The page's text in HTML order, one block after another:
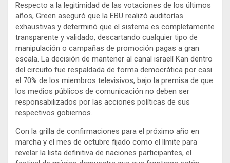
Respecto a la legitimidad de las votaciones de los últimos
años, Green aseguró que la EBU realizó auditorías
exhaustivas y determinó que el sistema es completamente
transparente y validado, descartando cualquier tipo de
manipulación o campañas de promoción pagas a gran
escala. La decisión de mantener al canal israelí Kan dentro
del circuito fue respaldada de forma democrática por casi
el 70% de los miembros televisivos, bajo la premisa de que
los medios públicos de comunicación no deben ser
responsabilizados por las acciones políticas de sus
respectivos gobiernos.
Con la grilla de confirmaciones para el próximo año en
marcha y el mes de octubre fijado como el límite para
revelar la lista definitiva de naciones participantes, el